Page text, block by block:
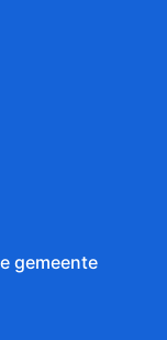
gemeente